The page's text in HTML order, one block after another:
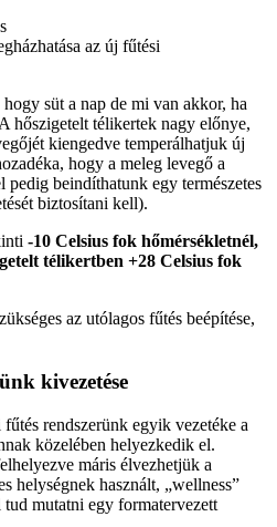
az új fűtési
süt a nap de mi van akkor, ha
hőszigetelt télikertek nagy előnye,
kiengedve temperálhatjuk új
hogy a meleg levegő a
beindíthatunk egy természetes
biztosítani kell).
-10 Celsius fok hőmérsékletnél,
télikertben +28 Celsius fok
az utólagos fűtés beépítése,
kivezetése
fűtés rendszerünk egyik vezetéke a
közelében helyezkedik el.
máris élvezhetjük a
helységnek használt, „wellness”
mutatni egy formatervezett